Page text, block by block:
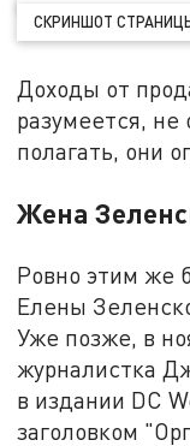
СКРИНШОТ СТРАНИЦЫ
Доходы от
разумеется, не
полагать, они
Жена
Ровно этим же
Елены
Уже позже, в
журналистка
в издании DC
заголовком